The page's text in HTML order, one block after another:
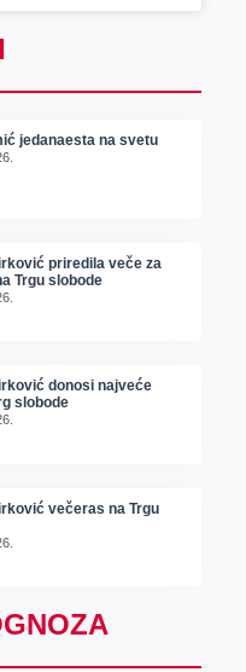
jedanaesta na svetu
priredila veče za
Trgu slobode
donosi najveće
slobode
večeras na Trgu